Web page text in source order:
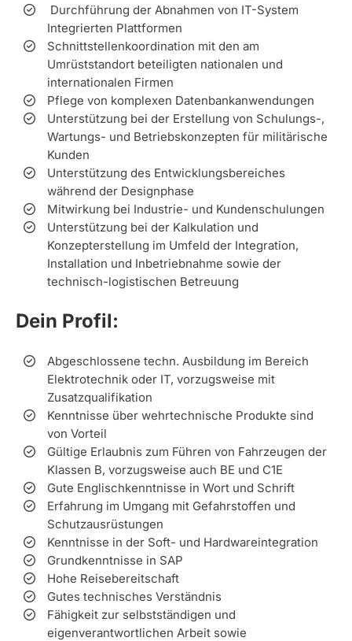
Durchführung der Abnahmen von IT-System
Integrierten Plattformen
Schnittstellenkoordination mit den am
Umrüststandort beteiligten nationalen und
internationalen Firmen
Pflege von komplexen Datenbankanwendungen
Unterstützung bei der Erstellung von Schulungs-,
Wartungs- und Betriebskonzepten für militärische
Kunden
Unterstützung des Entwicklungsbereiches
während der Designphase
Mitwirkung bei Industrie- und Kundenschulungen
Unterstützung bei der Kalkulation und
Konzepterstellung im Umfeld der Integration,
Installation und Inbetriebnahme sowie der
technisch-logistischen Betreuung
Dein Profil:
Abgeschlossene techn. Ausbildung im Bereich
Elektrotechnik oder IT, vorzugsweise mit
Zusatzqualifikation
Kenntnisse über wehrtechnische Produkte sind
von Vorteil
Gültige Erlaubnis zum Führen von Fahrzeugen der
Klassen B, vorzugsweise auch BE und C1E
Gute Englischkenntnisse in Wort und Schrift
Erfahrung im Umgang mit Gefahrstoffen und
Schutzausrüstungen
Kenntnisse in der Soft- und Hardwareintegration
Grundkenntnisse in SAP
Hohe Reisebereitschaft
Gutes technisches Verständnis
Fähigkeit zur selbstständigen und
eigenverantwortlichen Arbeit sowie